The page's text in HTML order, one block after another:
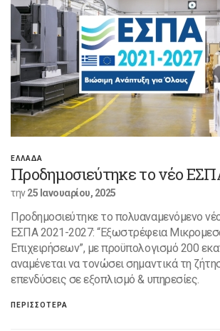
ΕΛΛΑΔΑ
Προδημοσιεύτηκε το νέο
την25 Ιανουαρίου, 2025
Προδημοσιεύτηκε το πολυαναμενόμενο
ΕΣΠΑ 2021-2027: “Εξωστρέφεια
Επιχειρήσεων”, με προϋπολογισμό 200
αναμένεται να τονώσει σημαντικά τη
επενδύσεις σε εξοπλισμό & υπηρεσίες.
ΠΕΡΙΣΣΟΤΕΡΑ